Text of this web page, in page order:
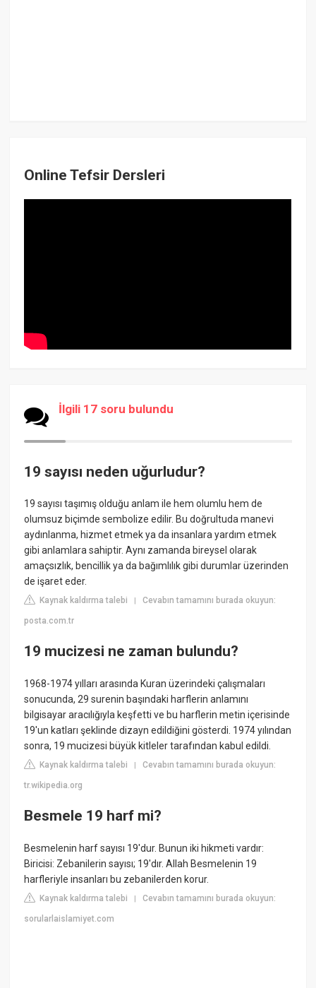
Online Tefsir Dersleri
İlgili 17 soru bulundu
19 sayısı neden uğurludur?
19 sayısı taşımış olduğu anlam ile hem olumlu hem de
olumsuz biçimde sembolize edilir. Bu doğrultuda manevi
aydınlanma, hizmet etmek ya da insanlara yardım etmek
gibi anlamlara sahiptir. Aynı zamanda bireysel olarak
amaçsızlık, bencillik ya da bağımlılık gibi durumlar üzerinden
de işaret eder.
Kaynak kaldırma talebi |Cevabın tamamını burada okuyun:
posta.com.tr
19 mucizesi ne zaman bulundu?
1968-1974 yılları arasında Kuran üzerindeki çalışmaları
sonucunda, 29 surenin başındaki harflerin anlamını
bilgisayar aracılığıyla keşfetti ve bu harflerin metin içerisinde
19'un katları şeklinde dizayn edildiğini gösterdi. 1974 yılından
sonra, 19 mucizesi büyük kitleler tarafından kabul edildi.
Kaynak kaldırma talebi |Cevabın tamamını burada okuyun:
tr.wikipedia.org
Besmele 19 harf mi?
Besmelenin harf sayısı 19'dur. Bunun iki hikmeti vardır:
Biricisi: Zebanilerin sayısı; 19'dır. Allah Besmelenin 19
harfleriyle insanları bu zebanilerden korur.
Kaynak kaldırma talebi |Cevabın tamamını burada okuyun:
sorularlaislamiyet.com